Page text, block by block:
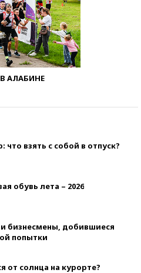
АЛАБИНЕ
взять с собой в отпуск?
обувь лета – 2026
бизнесмены, добившиеся
попытки
от солнца на курорте?